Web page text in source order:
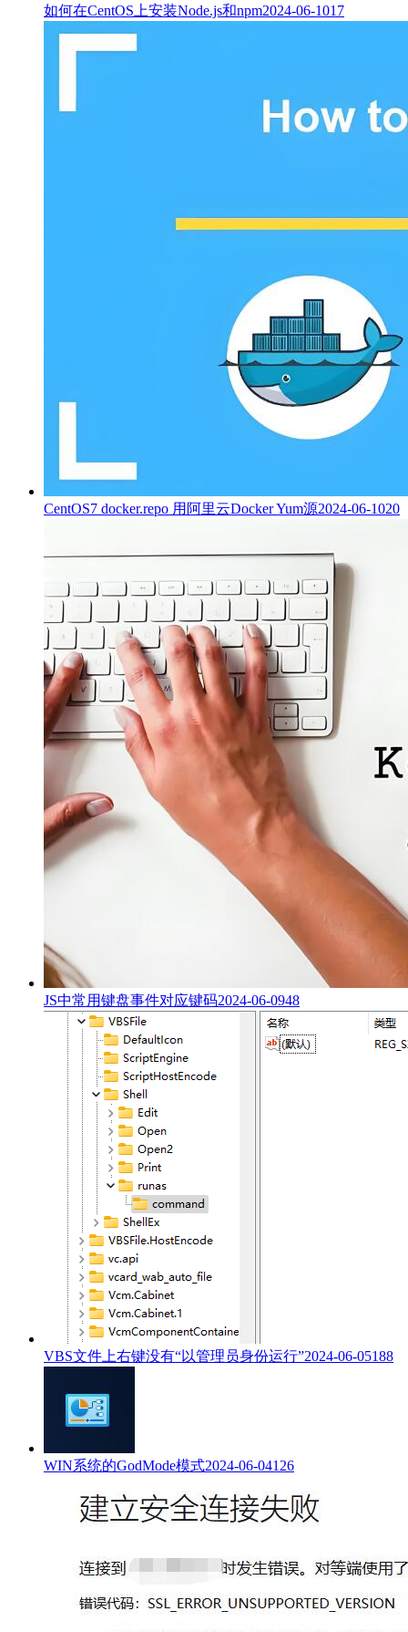
如何在CentOS上安装Node.js和npm2024-06-1017
CentOS7 docker.repo 用阿里云Docker Yum源2024-06-1020
JS中常用键盘事件对应键码2024-06-0948
VBS文件上右键没有“以管理员身份运行”2024-06-05188
WIN系统的GodMode模式2024-06-04126